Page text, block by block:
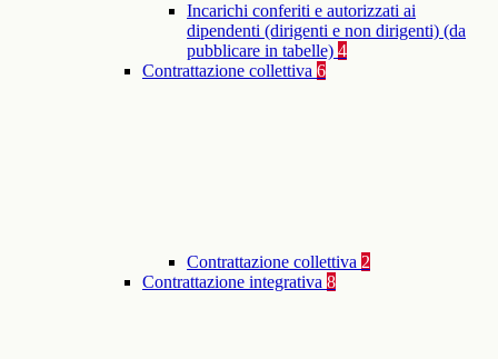
Incarichi conferiti e autorizzati ai
dipendenti (dirigenti e non dirigenti) (da
pubblicare in tabelle) 4
Contrattazione collettiva 6
Contrattazione collettiva 2
Contrattazione integrativa 8